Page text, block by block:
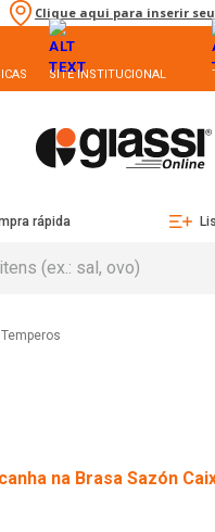
Clique aqui para inserir seu
SITE INSTITUCIONAL
rápida
Temperos
na Brasa Sazón